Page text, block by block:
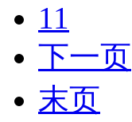
11
下一页
末页